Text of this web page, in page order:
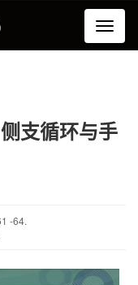
导航
支循环与手
-64.